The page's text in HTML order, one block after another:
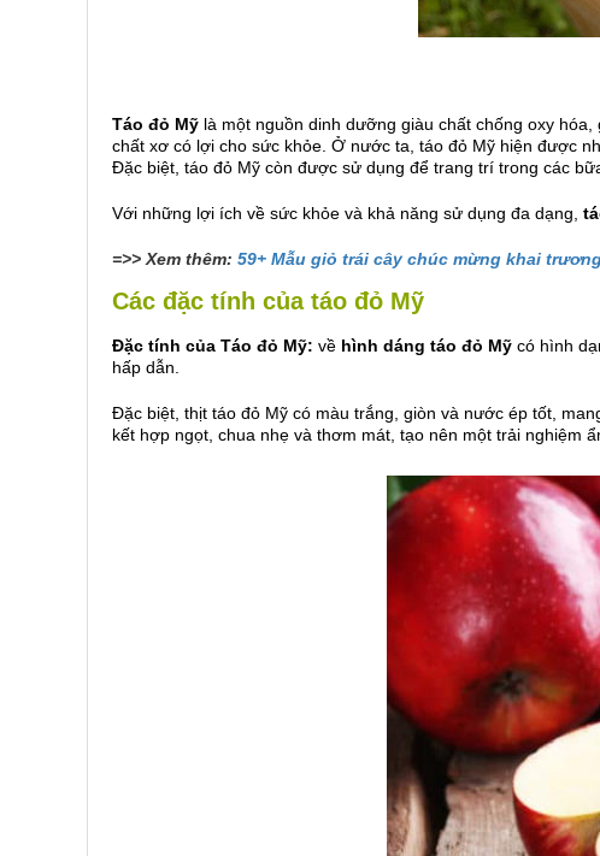
Táo đỏ Mỹ là một nguồn dinh dưỡng giàu chất chống oxy
chất xơ có lợi cho sức khỏe. Ở nước ta, táo đỏ Mỹ hiện được
Đặc biệt, táo đỏ Mỹ còn được sử dụng để trang trí trong các
Với những lợi ích về sức khỏe và khả năng sử dụng đa dạng,
=>> Xem thêm: 59+ Mẫu giỏ trái cây chúc mừng khai
Các đặc tính của táo đỏ Mỹ
Đặc tính của Táo đỏ Mỹ: về hình dáng táo đỏ Mỹ có hình
hấp dẫn.
Đặc biệt, thịt táo đỏ Mỹ có màu trắng, giòn và nước ép tốt,
kết hợp ngọt, chua nhẹ và thơm mát, tạo nên một trải nghiệm